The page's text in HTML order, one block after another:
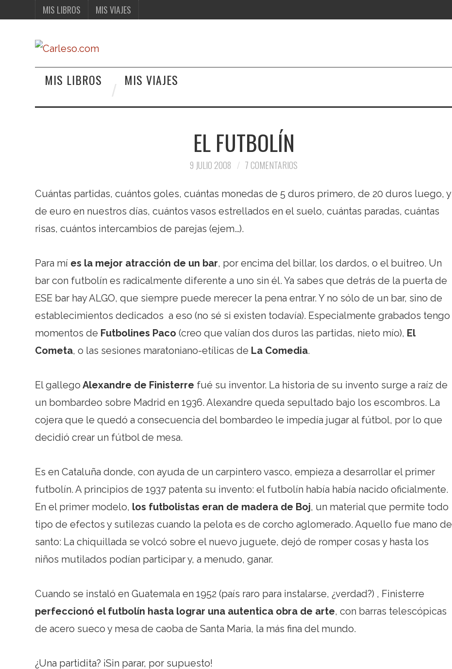
MIS LIBROS MIS VIAJES
MIS LIBROS MIS VIAJES
EL FUTBOLÍN
9 JULIO 2008 7 COMENTARIOS
Cuántas partidas, cuántos goles, cuántas monedas de 5 duros primero, de 20 duros luego, y
de euro en nuestros días, cuántos vasos estrellados en el suelo, cuántas paradas, cuántas
risas, cuántos intercambios de parejas (ejem…).
Para mí es la mejor atracción de un bar, por encima del billar, los dardos, o el buitreo. Un
bar con futbolín es radicalmente diferente a uno sin él. Ya sabes que detrás de la puerta de
ESE bar hay ALGO, que siempre puede merecer la pena entrar. Y no sólo de un bar, sino de
establecimientos dedicados a eso (no sé si existen todavía). Especialmente grabados tengo
momentos de Futbolines Paco (creo que valían dos duros las partidas, nieto mío), El
Cometa, o las sesiones maratoniano-etílicas de La Comedia.
El gallego Alexandre de Finisterre fué su inventor. La historia de su invento surge a raíz de
un bombardeo sobre Madrid en 1936. Alexandre queda sepultado bajo los escombros. La
cojera que le quedó a consecuencia del bombardeo le impedía jugar al fútbol, por lo que
decidió crear un fútbol de mesa.
Es en Cataluña donde, con ayuda de un carpintero vasco, empieza a desarrollar el primer
futbolín. A principios de 1937 patenta su invento: el futbolín había había nacido oficialmente.
En el primer modelo, los futbolistas eran de madera de Boj, un material que permite todo
tipo de efectos y sutilezas cuando la pelota es de corcho aglomerado. Aquello fue mano de
santo: La chiquillada se volcó sobre el nuevo juguete, dejó de romper cosas y hasta los
niños mutilados podían participar y, a menudo, ganar.
Cuando se instaló en Guatemala en 1952 (país raro para instalarse, ¿verdad?) , Finisterre
perfeccionó el futbolín hasta lograr una autentica obra de arte, con barras telescópicas
de acero sueco y mesa de caoba de Santa Maria, la más fina del mundo.
¿Una partidita? ¡Sin parar, por supuesto!